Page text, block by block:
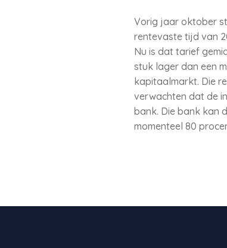
Vorig jaar oktober
rentevaste tijd van
Nu is dat tarief
stuk lager dan een
kapitaalmarkt. Die
verwachten dat de
bank. Die bank kan
momenteel 80